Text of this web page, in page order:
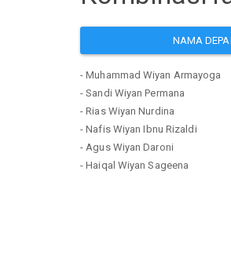
NAMA
- Muhammad Wiyan Armayoga
- Sandi Wiyan Permana
- Rias Wiyan Nurdina
- Nafis Wiyan Ibnu Rizaldi
- Agus Wiyan Daroni
- Haiqal Wiyan Sageena